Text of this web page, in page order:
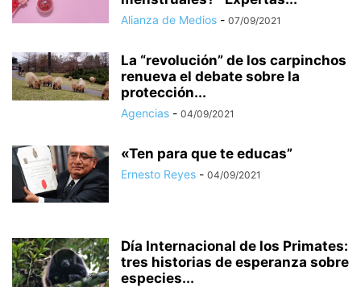
Alianza de Medios - 07/09/2021
La “revolución” de los carpinchos
renueva el debate sobre la
protección...
Agencias - 04/09/2021
«Ten para que te educas”
Ernesto Reyes - 04/09/2021
Día Internacional de los Primates:
tres historias de esperanza sobre
especies...